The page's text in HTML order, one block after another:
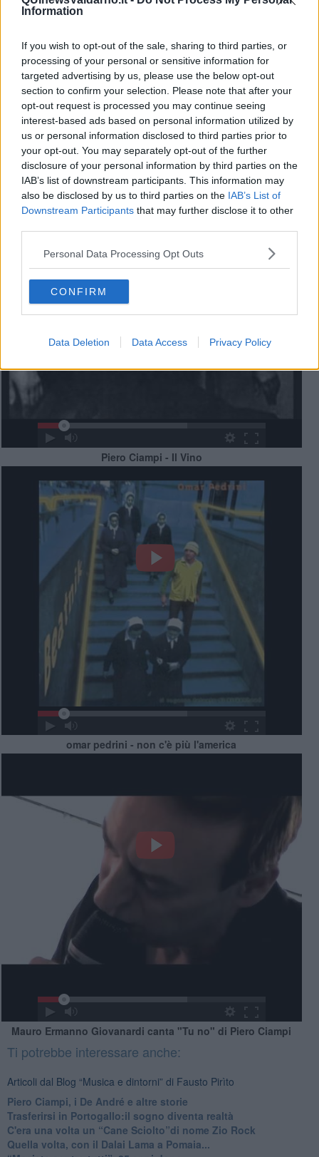
Information
If you wish to opt-out of the sale, sharing to third parties, or
processing of your personal or sensitive information for
targeted advertising by us, please use the below opt-out
section to confirm your selection. Please note that after your
opt-out request is processed you may continue seeing
interest-based ads based on personal information utilized by
us or personal information disclosed to third parties prior to
your opt-out. You may separately opt-out of the further
disclosure of your personal information by third parties on the
IAB’s list of downstream participants. This information may
also be disclosed by us to third parties on the IAB’s List of
Downstream Participants that may further disclose it to other
Personal Data Processing Opt Outs
CONFIRM
Data Deletion Data Access Privacy Policy
Videogallery
Piero Ciampi - Il Vino
omar pedrini - non c'è più l'america
Mauro Ermanno Giovanardi canta "Tu no" di Piero Ciampi
Ti potrebbe interessare anche:
Articoli dal Blog “Musica e dintorni” di Fausto Pirìto
​Piero Ciampi, i De André e altre storie
​Trasferirsi in Portogallo:il sogno diventa realtà
​C'era una volta un “Cane Sciolto”di nome Zio Rock
Quella volta, con il Dalai Lama a Pomaia...